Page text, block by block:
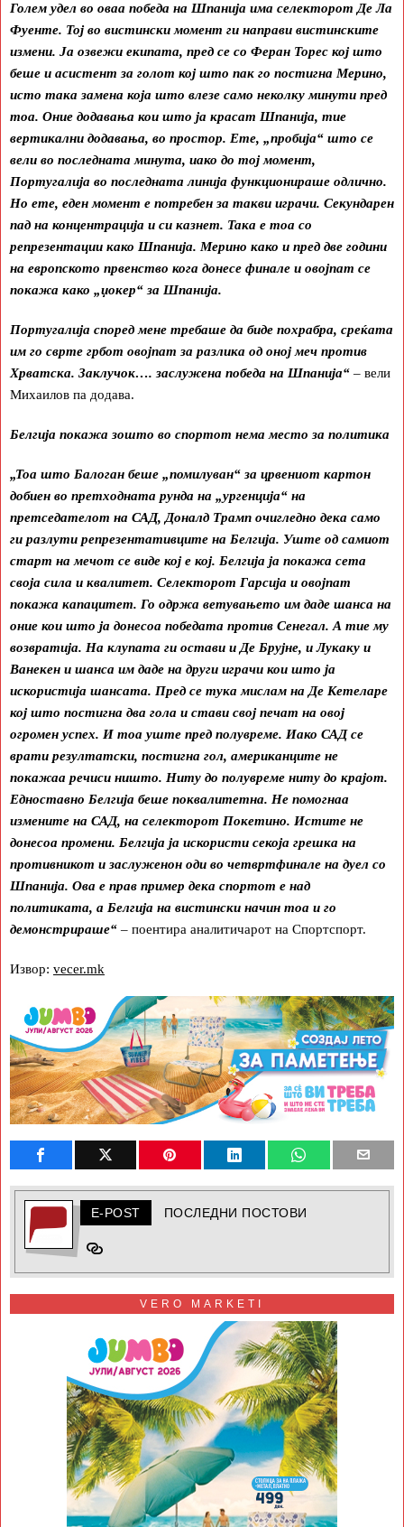
Голем удел во оваа победа на Шпанија има селекторот Де Ла
Фуенте. Тој во вистински момент ги направи вистинските
измени. Ја озвежи екипата, пред се со Феран Торес кој што
беше и асистент за голот кој што пак го постигна Мерино,
исто така замена која што влезе само неколку минути пред
тоа. Оние додавања кои што ја красат Шпанија, тие
вертикални додавања, во простор. Ете, „пробија“ што се
вели во последната минута, иако до тој момент,
Португалија во последната линија функционираше одлично.
Но ете, еден момент е потребен за такви играчи. Секундарен
пад на концентрација и си казнет. Така е тоа со
репрезентации како Шпанија. Мерино како и пред две години
на европското првенство кога донесе финале и овојпат се
покажа како „џокер“ за Шпанија.
Португалија според мене требаше да биде похрабра, среќата
им го сврте грбот овојпат за разлика од оној меч против
Хрватска. Заклучок…. заслужена победа на Шпанија“ – вели
Михаилов па додава.
Белгија покажа зошто во спортот нема место за политика
„Тоа што Балоган беше „помилуван“ за црвениот картон
добиен во претходната рунда на „ургенција“ на
претседателот на САД, Доналд Трамп очигледно дека само
ги разлути репрезентативците на Белгија. Уште од самиот
старт на мечот се виде кој е кој. Белгија ја покажа сета
своја сила и квалитет. Селекторот Гарсија и овојпат
покажа капацитет. Го одржа ветувањето им даде шанса на
оние кои што ја донесоа победата против Сенегал. А тие му
возвратија. На клупата ги остави и Де Брујне, и Лукаку и
Ванекен и шанса им даде на други играчи кои што ја
искористија шансата. Пред се тука мислам на Де Кетеларе
кој што постигна два гола и стави свој печат на овој
огромен успех. И тоа уште пред полувреме. Иако САД се
врати резултатски, постигна гол, американците не
покажаа речиси ништо. Ниту до полувреме ниту до крајот.
Едноставно Белгија беше поквалитетна. Не помогнаа
измените на САД, на селекторот Покетино. Истите не
донесоа промени. Белгија ја искористи секоја грешка на
противникот и заслуженон оди во четвртфинале на дуел со
Шпанија. Ова е прав пример дека спортот е над
политиката, а Белгија на вистински начин тоа и го
демонстрираше“ – поентира аналитичарот на Спортспорт.
Извор: vecer.mk
E-POST ПОСЛЕДНИ ПОСТОВИ
VERO MARKETI